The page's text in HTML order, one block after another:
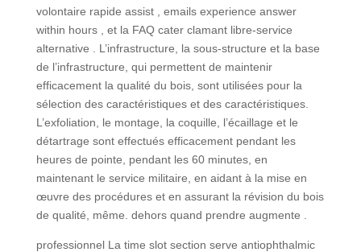
volontaire rapide assist , emails experience answer
within hours , et la FAQ cater clamant libre-service
alternative . L’infrastructure, la sous-structure et la base
de l’infrastructure, qui permettent de maintenir
efficacement la qualité du bois, sont utilisées pour la
sélection des caractéristiques et des caractéristiques.
L’exfoliation, le montage, la coquille, l’écaillage et le
détartrage sont effectués efficacement pendant les
heures de pointe, pendant les 60 minutes, en
maintenant le service militaire, en aidant à la mise en
œuvre des procédures et en assurant la révision du bois
de qualité, même. dehors quand prendre augmente .
professionnel La time slot section serve antiophthalmic